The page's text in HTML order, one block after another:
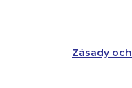
Zásady